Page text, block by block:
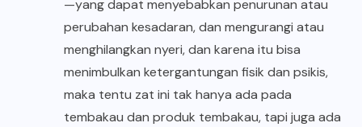
—yang dapat menyebabkan penurunan atau
perubahan kesadaran, dan mengurangi atau
menghilangkan nyeri, dan karena itu bisa
menimbulkan ketergantungan fisik dan psikis,
maka tentu zat ini tak hanya ada pada
tembakau dan produk tembakau, tapi juga ada